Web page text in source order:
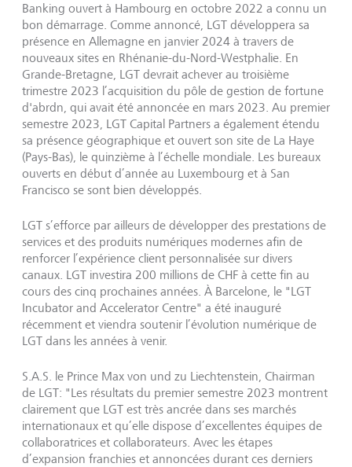
Banking ouvert à Hambourg en octobre 2022 a connu un
bon démarrage. Comme annoncé, LGT développera sa
présence en Allemagne en janvier 2024 à travers de
nouveaux sites en Rhénanie-du-Nord-Westphalie. En
Grande-Bretagne, LGT devrait achever au troisième
trimestre 2023 l’acquisition du pôle de gestion de fortune
d'abrdn, qui avait été annoncée en mars 2023. Au premier
semestre 2023, LGT Capital Partners a également étendu
sa présence géographique et ouvert son site de La Haye
(Pays-Bas), le quinzième à l’échelle mondiale. Les bureaux
ouverts en début d’année au Luxembourg et à San
Francisco se sont bien développés.
LGT s’efforce par ailleurs de développer des prestations de
services et des produits numériques modernes afin de
renforcer l’expérience client personnalisée sur divers
canaux. LGT investira 200 millions de CHF à cette fin au
cours des cinq prochaines années. À Barcelone, le "LGT
Incubator and Accelerator Centre" a été inauguré
récemment et viendra soutenir l’évolution numérique de
LGT dans les années à venir.
S.A.S. le Prince Max von und zu Liechtenstein, Chairman
de LGT: "Les résultats du premier semestre 2023 montrent
clairement que LGT est très ancrée dans ses marchés
internationaux et qu’elle dispose d’excellentes équipes de
collaboratrices et collaborateurs. Avec les étapes
d’expansion franchies et annoncées durant ces derniers